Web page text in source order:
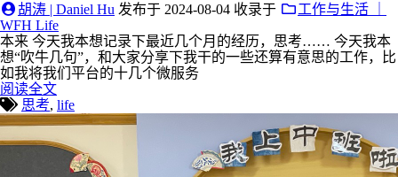
胡涛 | Daniel Hu 发布于 2024-08-04 收录于
工作与生活 ｜
WFH Life
本来 今天我本想记录下最近几个月的经历，思考…… 今天我本
想“吹牛几句”，和大家分享下我干的一些还算有意思的工作，比
如我将我们平台的十几个微服务
阅读全文
思考, life